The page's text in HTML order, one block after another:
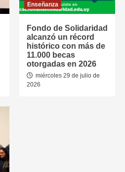
Enseñanza
Fondo de Solidaridad
alcanzó un récord
histórico con más de
11.000 becas
otorgadas en 2026
miércoles 29 de julio de
2026